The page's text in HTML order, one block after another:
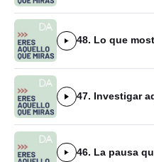
48. Lo que
47. Investigar
46. La pausa